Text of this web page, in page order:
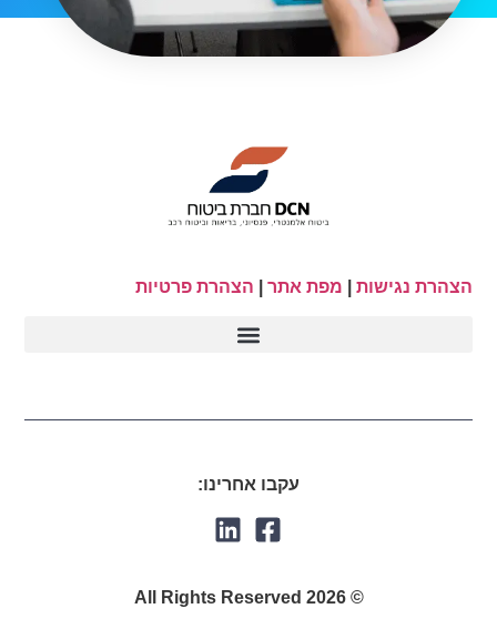
הצהרת נגישות| מפת אתר| הצהרת פרטיות
עקבו אחרינו:
© 2026 All Rights Reserved